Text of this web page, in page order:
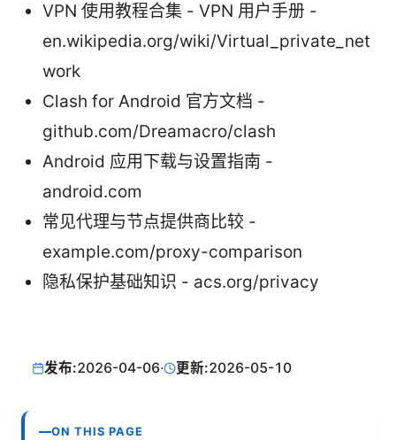
VPN 使用教程合集 - VPN 用户手册 -
en.wikipedia.org/wiki/Virtual_private_net
work
Clash for Android 官方文档 -
github.com/Dreamacro/clash
Android 应用下载与设置指南 -
android.com
常见代理与节点提供商比较 -
example.com/proxy-comparison
隐私保护基础知识 - acs.org/privacy
发布:2026-04-06· 更新:2026-05-10
ON THIS PAGE